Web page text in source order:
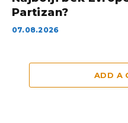
Partizan?
07.08.2026
ADD A